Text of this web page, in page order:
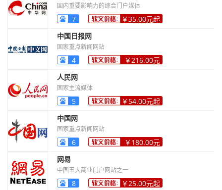
国内重要影响力的综合门户媒体
7
￥35.00元起
中国日报网
国家重点新闻网站
4
￥216.00元
人民网
国家主流媒体
5
￥54.00元起
中国网
国家重点新闻网站
6
￥180.00元
网易
中国五大商业门户网站之一
8 ￥25.00元起